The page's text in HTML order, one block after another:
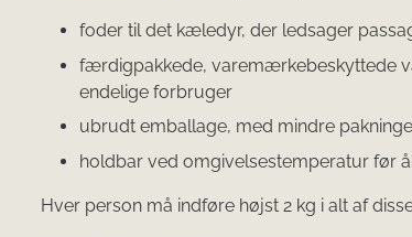
foder til det kæledyr, der ledsager
færdigpakkede, varemærkebeskyttede
endelige forbruger
ubrudt emballage, med mindre
holdbar ved omgivelsestemperatur før
Hver person må indføre højst 2 kg i alt af